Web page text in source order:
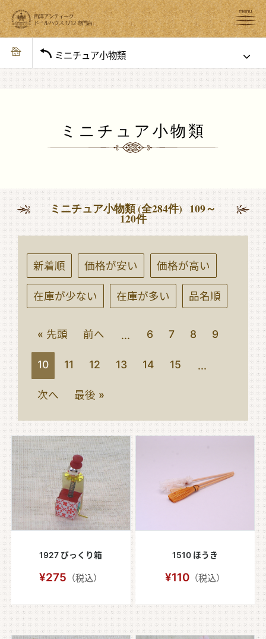
ミニチュア小物類
ミニチュア小物類
ミニチュア小物類 (全284件) 109～
120件
新着順 価格が安い 価格が高い
在庫が少ない 在庫が多い 品名順
« 先頭 前へ ... 6 7 8 9
10 11 12 13 14 15 ...
次へ 最後 »
1927 びっくり箱
¥275 （税込）
1510 ほうき
¥110（税込）